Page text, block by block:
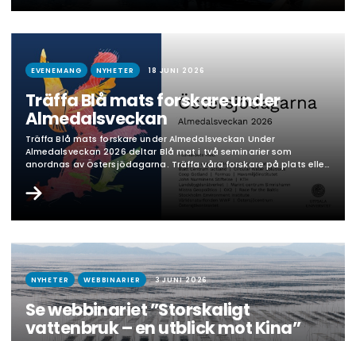
EVENEMANG NYHETER 18 JUNI 2026
Träffa Blå mats forskare under
Almedalsveckan
Träffa Blå mats forskare under Almedalsveckan Under
Almedalsveckan 2026 deltar Blå mat i två seminarier som
anordnas av Östersjödagarna. Träffa våra forskare på plats eller
se seminarierna på distans. Onsdag 24 juni, 15.00 – Från kunskap
till handling – vad ska till för att minska jordbrukets
näringsläckage?– Med blå mats centrumföreståndare Fredrik
NYHETER WEBBINARIER 3 JUNI 2026
Se webbinariet ”Storskaligt
vattenbruk – en utblick mot Kina”